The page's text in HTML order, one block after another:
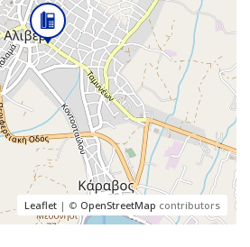
Leaflet | © OpenStreetMap contributors